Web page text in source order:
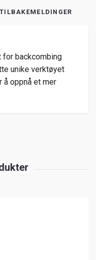
TILBAKEMELDINGER
backcombing
unike verktøyet
å oppnå et mer